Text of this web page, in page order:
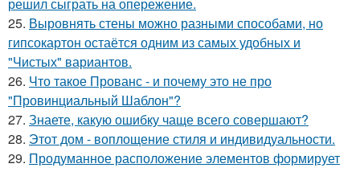
25. Выровнять стены можно разными способами, но
гипсокартон остаётся одним из самых удобных и
"Чистых" вариантов.
26. Что такое Прованс - и почему это не про
"Провинциальный Шаблон"?
27. Знаете, какую ошибку чаще всего совершают?
28. Этот дом - воплощение стиля и индивидуальности.
29. Продуманное расположение элементов формирует